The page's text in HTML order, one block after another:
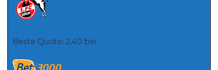
Beste Quote: 2,40 bei